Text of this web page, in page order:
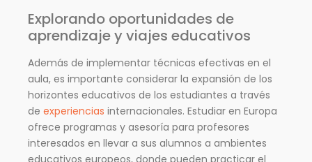
Explorando oportunidades de
aprendizaje y viajes educativos
Además de implementar técnicas efectivas en el
aula, es importante considerar la expansión de los
horizontes educativos de los estudiantes a través
de experiencias internacionales. Estudiar en Europa
ofrece programas y asesoría para profesores
interesados en llevar a sus alumnos a ambientes
educativos europeos, donde pueden practicar el